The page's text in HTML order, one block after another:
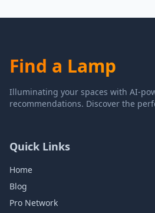
Find a Lamp
Illuminating your spaces with AI-
recommendations. Discover the
Quick Links
Home
Blog
Pro Network